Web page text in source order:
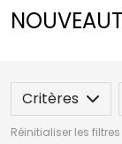
Critères
Réinitialiser les filtres